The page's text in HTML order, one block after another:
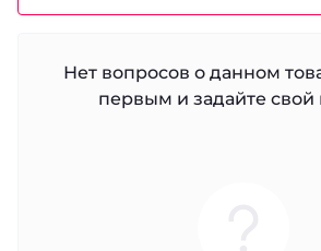
Нет вопросов о данном
первым и задайте свой